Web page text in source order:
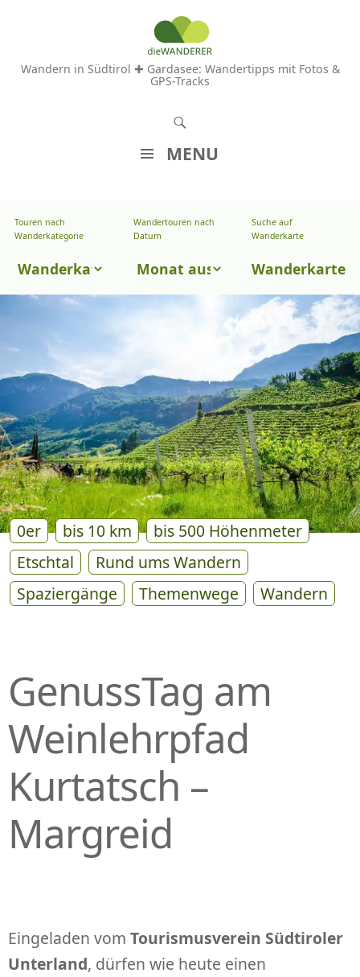
Wandern in Südtirol ✚ Gardasee: Wandertipps mit Fotos &
GPS-Tracks
MENU
M
A
R
I
N
G
E
N
Touren nach
Wanderkategorie
Touren
Wanderkategorie
Wandertouren nach
Datum
Wandertouren
Datum
Suche auf
Wanderkarte
Wanderkarte
0er bis 10 km
bis 500 Höhenmeter
Etschtal
Rund ums Wandern
Spaziergänge
Themenwege Wandern
GenussTag am
Weinlehrpfad
Kurtatsch –
Margreid
Eingeladen vom Tourismusverein Südtiroler
Unterland, dürfen wie heute einen